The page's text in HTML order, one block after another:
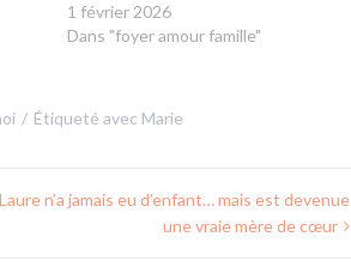
1 février 2026
Dans "foyer amour famille"
Étiqueté avec Marie
n’a jamais eu d’enfant… mais est devenue
une vraie mère de cœur